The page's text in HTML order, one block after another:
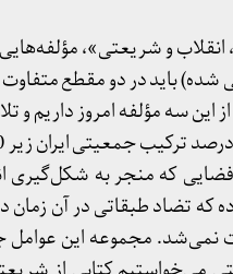
و شریعتی»،
باید در دو مقطع
سه مؤلفه امروز داریم و
که منجر به شکل‌گیری
و سیاسی در سال 1355-6 نشان داده که تضاد
مجموعه این عوامل